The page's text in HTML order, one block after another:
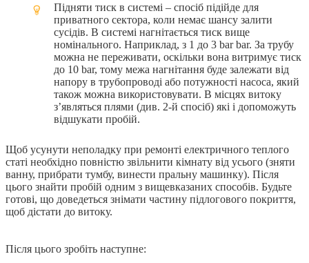
Підняти тиск в системі – спосіб підійде для
приватного сектора, коли немає шансу залити
сусідів. В системі нагнітається тиск вище
номінального. Наприклад, з 1 до 3 bar bar. За трубу
можна не переживати, оскільки вона витримує тиск
до 10 bar, тому межа нагнітання буде залежати від
напору в трубопроводі або потужності насоса, який
також можна використовувати. В місцях витоку
з’являться плями (див. 2-й спосіб) які і допоможуть
відшукати пробій.
Щоб усунути неполадку при ремонті електричного теплого
статі необхідно повністю звільнити кімнату від усього (зняти
ванну, прибрати тумбу, винести пральну машинку). Після
цього знайти пробій одним з вищевказаних способів. Будьте
готові, що доведеться знімати частину підлогового покриття,
щоб дістати до витоку.
Після цього зробіть наступне: